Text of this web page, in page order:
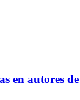
en autores